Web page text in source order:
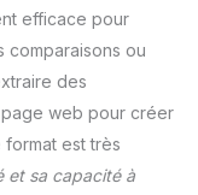
connectivité
avec Windows 11
de
intégration
efficace pour
comparaisons ou
des
page web pour créer
est très
et sa capacité à